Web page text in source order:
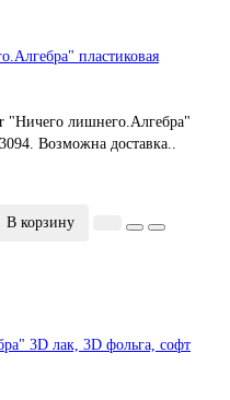
пластиковая
"Ничего лишнего.Алгебра"
Возможна доставка..
В корзину
3D лак, 3D фольга, софт